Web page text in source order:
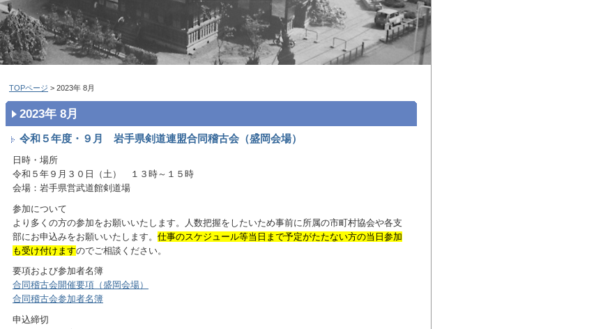
TOPページ > 2023年 8月
2023年 8月
令和５年度・９月 岩手県剣道連盟合同稽古会（盛岡会場）
日時・場所
令和５年９月３０日（土） １３時～１５時
会場：岩手県営武道館剣道場
参加について
より多くの方の参加をお願いいたします。人数把握をしたいため事前に所属の市町村協会や各支
部にお申込みをお願いいたします。 仕事のスケジュール等当日まで予定がたたない方の当日参加
も受け付けますのでご相談ください。
要項および参加者名簿
合同稽古会開催要項（盛岡会場）
合同稽古会参加者名簿
申込締切